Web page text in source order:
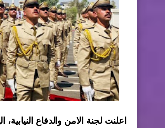
اعلنت لجنة الامن والدفاع